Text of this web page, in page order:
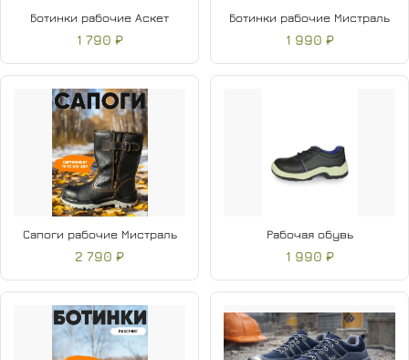
Ботинки рабочие Аскет
1 790 ₽
Ботинки рабочие Мистраль
1 990 ₽
Сапоги рабочие Мистраль
2 790 ₽
Рабочая обувь
1 990 ₽